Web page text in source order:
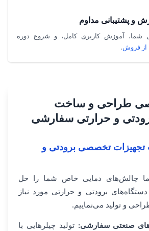
آموزش کاربری کامل، و شروع دوره
از فروش.
طراحی و ساخت
و حرارتی سفارشی
تخصصی برودتی و
چالش‌های دمایی خاص شما را حل
دستگاه‌های برودتی و حرارتی مورد نیاز
و تولید می‌نماییم.
صنعتی سفارشی: تولید چیلرهایی با